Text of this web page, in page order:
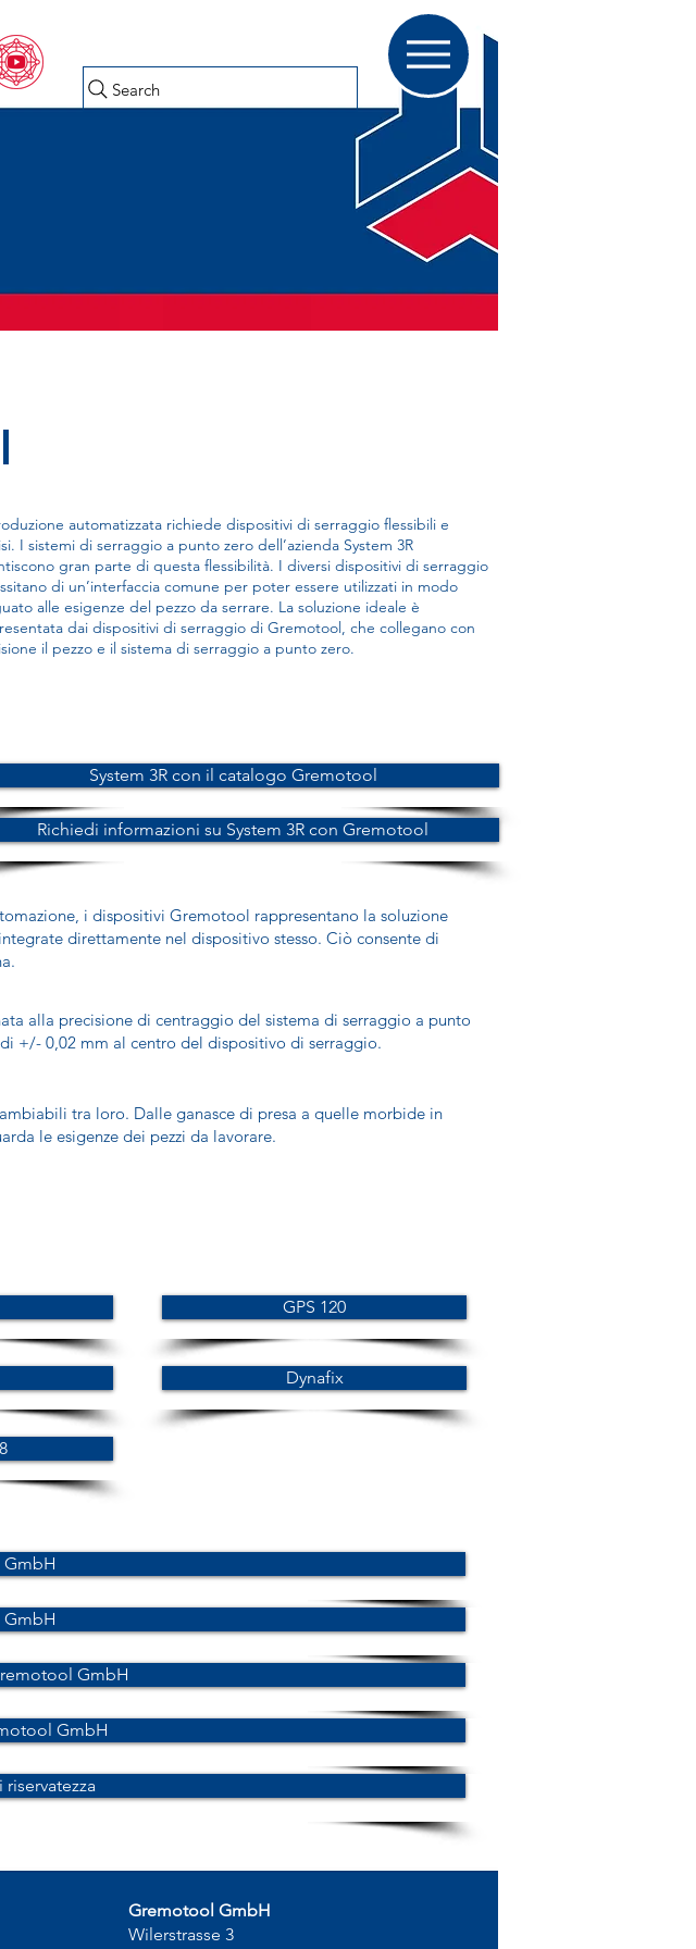
Search
automatizzata richiede dispositivi di serraggio flessibili e
I sistemi di serraggio a punto zero dell’azienda System 3R
gran parte di questa flessibilità. I diversi dispositivi di serraggio
di un’interfaccia comune per poter essere utilizzati in modo
alle esigenze del pezzo da serrare. La soluzione ideale è
dai dispositivi di serraggio di Gremotool, che collegano con
il pezzo e il sistema di serraggio a punto zero.
System 3R con il catalogo Gremotool
Richiedi informazioni su System 3R con Gremotool
i dispositivi Gremotool rappresentano la soluzione
direttamente nel dispositivo stesso. Ciò consente di
alla precisione di centraggio del sistema di serraggio a punto
+/- 0,02 mm al centro del dispositivo di serraggio.
tra loro. Dalle ganasce di presa a quelle morbide in
le esigenze dei pezzi da lavorare.
GPS 120
Dynafix
Gremotool GmbH
Wilerstrasse 3
GmbH
GmbH